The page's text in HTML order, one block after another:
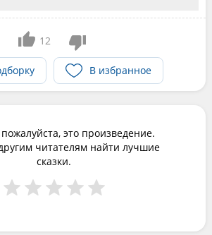
12
В избранное
это произведение.
читателям найти лучшие
сказки.